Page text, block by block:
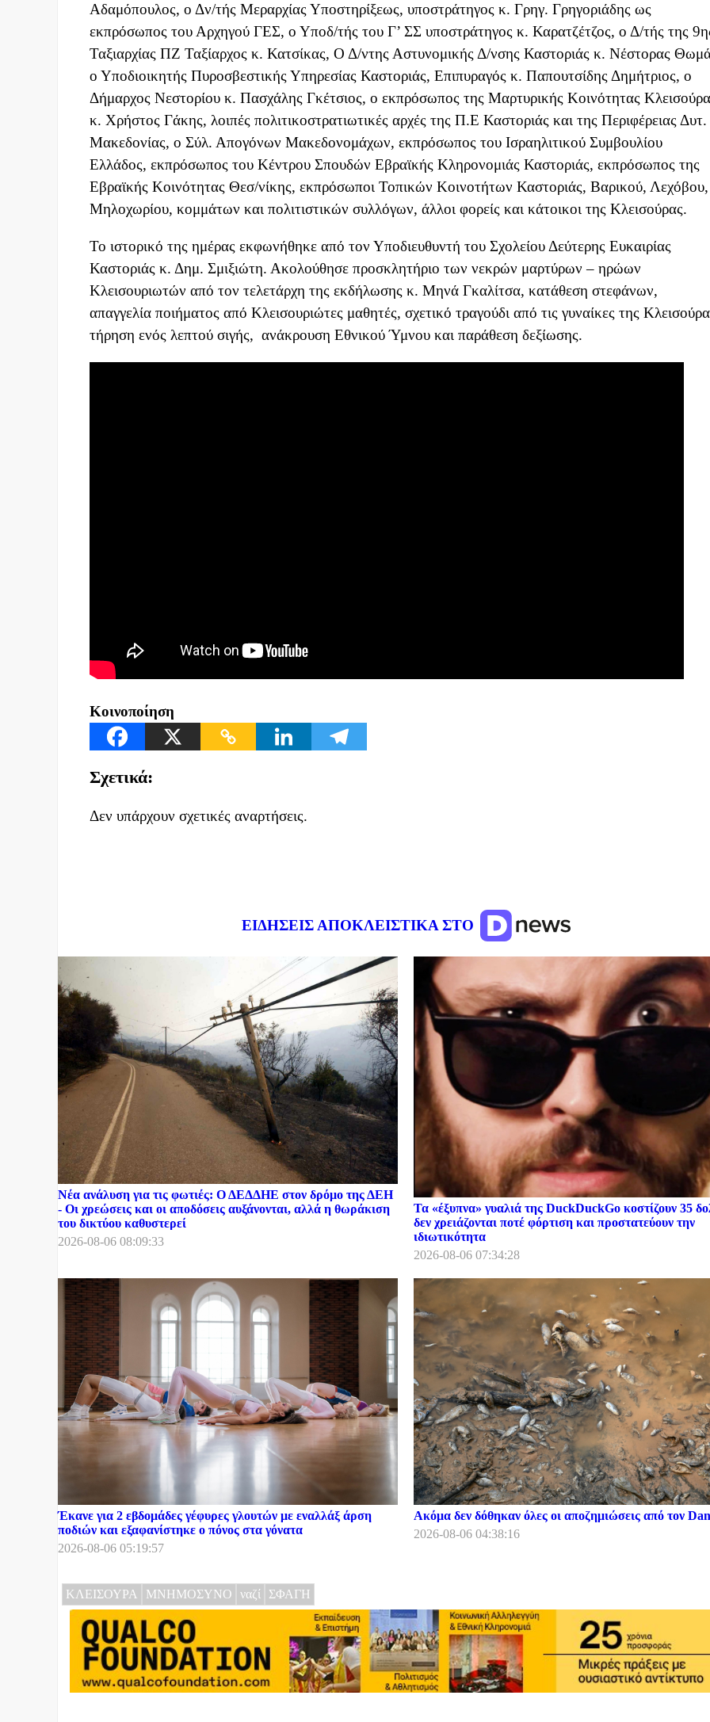
Αδαμόπουλος, ο Δν/τής Μεραρχίας Υποστηρίξεως, υποστράτηγος κ. Γρηγ. Γρηγοριάδης ως
εκπρόσωπος του Αρχηγού ΓΕΣ, ο Υποδ/τής του Γ’ ΣΣ υποστράτηγος κ. Καρατζέτζος, ο Δ/τής της
Ταξιαρχίας ΠΖ Ταξίαρχος κ. Κατσίκας, Ο Δ/ντης Αστυνομικής Δ/νσης Καστοριάς κ. Νέστορας
ο Υποδιοικητής Πυροσβεστικής Υπηρεσίας Καστοριάς, Επιπυραγός κ. Παπουτσίδης Δημήτριος, ο
Δήμαρχος Νεστορίου κ. Πασχάλης Γκέτσιος, ο εκπρόσωπος της Μαρτυρικής Κοινότητας
κ. Χρήστος Γάκης, λοιπές πολιτικοστρατιωτικές αρχές της Π.Ε Καστοριάς και της Περιφέρειας Δυτ.
Μακεδονίας, ο Σύλ. Απογόνων Μακεδονομάχων, εκπρόσωπος του Ισραηλιτικού Συμβουλίου
Ελλάδος, εκπρόσωπος του Κέντρου Σπουδών Εβραϊκής Κληρονομιάς Καστοριάς, εκπρόσωπος της
Εβραϊκής Κοινότητας Θεσ/νίκης, εκπρόσωποι Τοπικών Κοινοτήτων Καστοριάς, Βαρικού, Λεχόβου,
Μηλοχωρίου, κομμάτων και πολιτιστικών συλλόγων, άλλοι φορείς και κάτοικοι της Κλεισούρας.
Το ιστορικό της ημέρας εκφωνήθηκε από τον Υποδιευθυντή του Σχολείου Δεύτερης Ευκαιρίας
Καστοριάς κ. Δημ. Σμιξιώτη. Ακολούθησε προσκλητήριο των νεκρών μαρτύρων – ηρώων
Κλεισουριωτών από τον τελετάρχη της εκδήλωσης κ. Μηνά Γκαλίτσα, κατάθεση στεφάνων,
απαγγελία ποιήματος από Κλεισουριώτες μαθητές, σχετικό τραγούδι από τις γυναίκες της
τήρηση ενός λεπτού σιγής, ανάκρουση Εθνικού Ύμνου και παράθεση δεξίωσης.
Κοινοποίηση
Σχετικά:
Δεν υπάρχουν σχετικές αναρτήσεις.
ΕΙΔΗΣΕΙΣ ΑΠΟΚΛΕΙΣΤΙΚΑ ΣΤΟ
Νέα ανάλυση για τις φωτιές: Ο ΔΕΔΔΗΕ στον δρόμο της ΔΕΗ
- Οι χρεώσεις και οι αποδόσεις αυξάνονται, αλλά η θωράκιση
του δικτύου καθυστερεί
2026-08-06 08:09:33
Τα «έξυπνα» γυαλιά της DuckDuckGo κοστίζουν 35
δεν χρειάζονται ποτέ φόρτιση και προστατεύουν την
ιδιωτικότητα
2026-08-06 07:34:28
Έκανε για 2 εβδομάδες γέφυρες γλουτών με εναλλάξ άρση
ποδιών και εξαφανίστηκε ο πόνος στα γόνατα
2026-08-06 05:19:57
Ακόμα δεν δόθηκαν όλες οι αποζημιώσεις από τον
2026-08-06 04:38:16
ΚΛΕΙΣΟΥΡΑ ΜΝΗΜΟΣΥΝΟ ναζί ΣΦΑΓΗ